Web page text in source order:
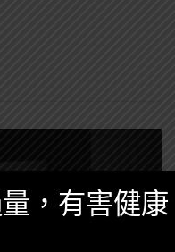
，有害健康